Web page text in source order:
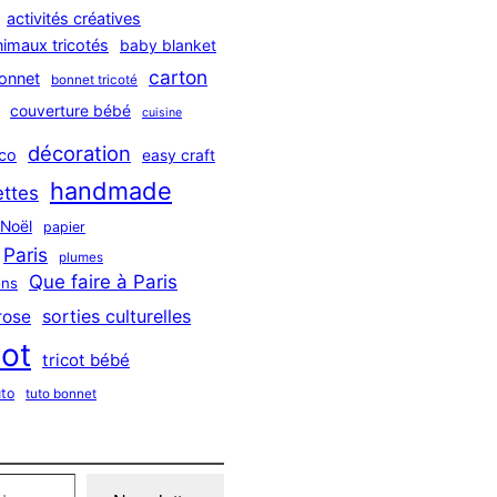
activités créatives
tricotés baby blanket
bonnet tricoté carton
couverture bébé cuisine
décoration easy craft
handmade
Noël papier
Paris plumes
Que faire à Paris
sorties culturelles
tricot bébé
tuto bonnet